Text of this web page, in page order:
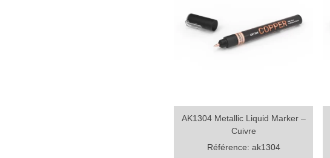
Partager
AK1304 Metallic Liquid Marker –
Cuivre
Référence: ak1304